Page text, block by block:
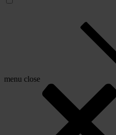
menu close